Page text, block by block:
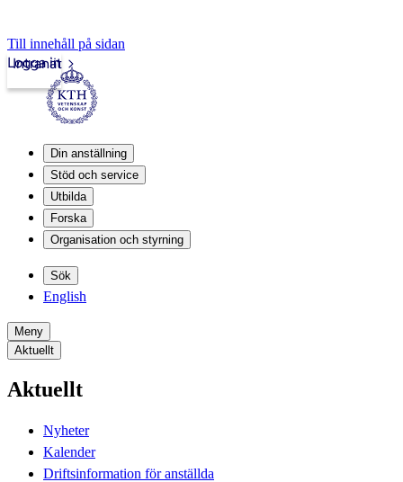
Till innehåll på sidan
Intranät
Logga in
Din anställning
Stöd och service
Utbilda
Forska
Organisation och styrning
Sök
English
Meny
Aktuellt
Aktuellt
Nyheter
Kalender
Driftsinformation för anställda